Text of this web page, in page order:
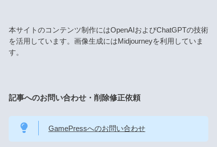
本サイトのコンテンツ制作にはOpenAIおよびChatGPTの技術
を活用しています。画像生成にはMidjourneyを利用していま
す。
記事へのお問い合わせ・削除修正依頼
GamePressへのお問い合わせ